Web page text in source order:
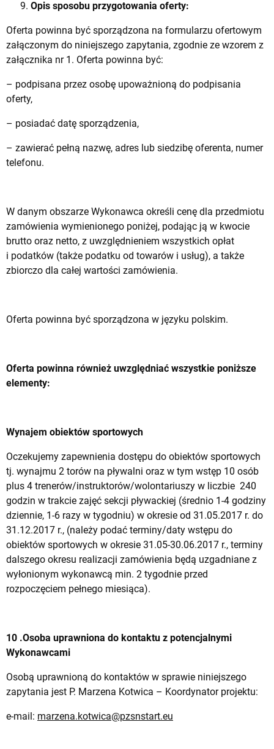
Opis sposobu przygotowania oferty:
Oferta powinna być sporządzona na formularzu ofertowym
załączonym do niniejszego zapytania, zgodnie ze wzorem z
załącznika nr 1. Oferta powinna być:
– podpisana przez osobę upoważnioną do podpisania
oferty,
– posiadać datę sporządzenia,
– zawierać pełną nazwę, adres lub siedzibę oferenta, numer
telefonu.
W danym obszarze Wykonawca określi cenę dla przedmiotu
zamówienia wymienionego poniżej, podając ją w kwocie
brutto oraz netto, z uwzględnieniem wszystkich opłat
i podatków (także podatku od towarów i usług), a także
zbiorczo dla całej wartości zamówienia.
Oferta powinna być sporządzona w języku polskim.
Oferta powinna również uwzględniać wszystkie poniższe
elementy:
Wynajem obiektów sportowych
Oczekujemy zapewnienia dostępu do obiektów sportowych
tj. wynajmu 2 torów na pływalni oraz w tym wstęp 10 osób
plus 4 trenerów/instruktorów/wolontariuszy w liczbie 240
godzin w trakcie zajęć sekcji pływackiej (średnio 1-4 godziny
dziennie, 1-6 razy w tygodniu) w okresie od 31.05.2017 r. do
31.12.2017 r., (należy podać terminy/daty wstępu do
obiektów sportowych w okresie 31.05-30.06.2017 r., terminy
dalszego okresu realizacji zamówienia będą uzgadniane z
wyłonionym wykonawcą min. 2 tygodnie przed
rozpoczęciem pełnego miesiąca).
10 .Osoba uprawniona do kontaktu z potencjalnymi
Wykonawcami
Osobą uprawnioną do kontaktów w sprawie niniejszego
zapytania jest P. Marzena Kotwica – Koordynator projektu:
e-mail: marzena.kotwica@pzsnstart.eu